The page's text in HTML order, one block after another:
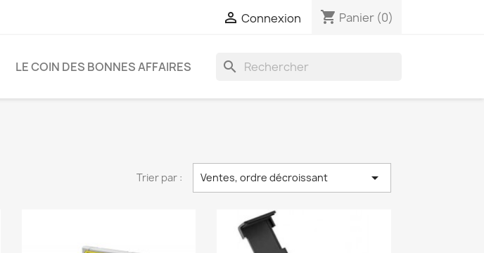
 Connexion shopping_cart Panier (0)
LE COIN DES BONNES AFFAIRES search
Trier par : Ventes, ordre décroissant 